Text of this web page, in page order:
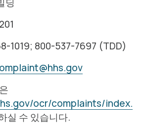
1019; 800-537-7697 (TDD)
ocr/complaints/index.
실 수 있습니다.